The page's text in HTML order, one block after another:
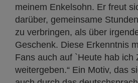
meinem Enkelsohn. Er freut
darüber, gemeinsame
zu verbringen, als über
Geschenk. Diese Erkenntnis
Fans auch auf `Heute hab ich
weitergeben.“ Ein Motiv, das